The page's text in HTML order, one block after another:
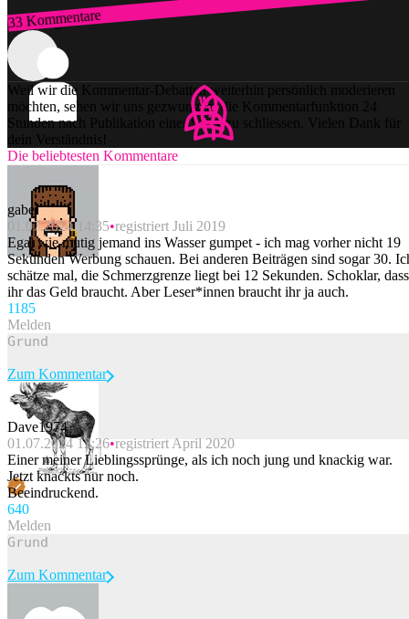
33 Kommentare
Zum Login
Weil wir die Kommentar-Debatten weiterhin persönlich moderieren
möchten, sehen wir uns gezwungen, die Kommentarfunktion 24
Stunden nach Publikation einer Story zu schliessen. Vielen Dank für
dein Verständnis!
Die beliebtesten Kommentare
gabel
01.07.2024 14:35 registriert Juli 2019
Egal wie mutig jemand ins Wasser gumpet - ich mag vorher nicht 19
Sekunden Werbung schauen. Bei anderen Beiträgen sind sogar 30.
schätze mal, die Schmerzgrenze liegt bei 12 Sekunden. Schoklar, dass
ihr das Geld braucht. Aber Leser*innen braucht ihr ja auch.
1185
Melden
Beitrag melden
Zum Kommentar
Dave1974
01.07.2024 13:26 registriert April 2020
Einer meiner Lieblingssprünge, als ich noch jung und knackig war.
Jetzt knackts nur noch.
Beeindruckend.
640
Melden
Zum Kommentar